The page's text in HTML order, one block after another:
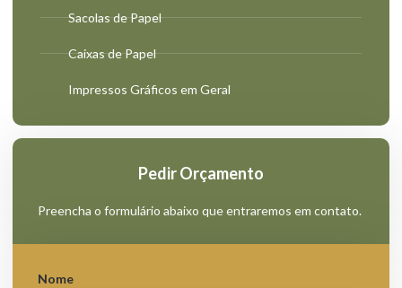
Sacolas de Papel
Caixas de Papel
Impressos Gráficos em Geral
Pedir Orçamento
Preencha o formulário abaixo que entraremos em contato.
Nome